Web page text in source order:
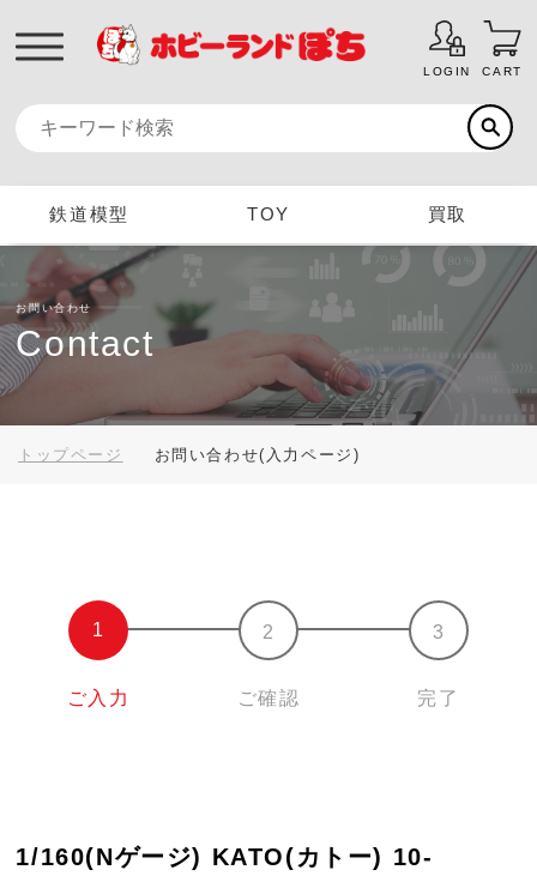
LOGIN CART
鉄道模型 TOY 買取
お問い合わせ
Contact
トップページ お問い合わせ(入力ページ)
ご入力 ご確認 完了
1/160(Nゲージ) KATO(カトー) 10-